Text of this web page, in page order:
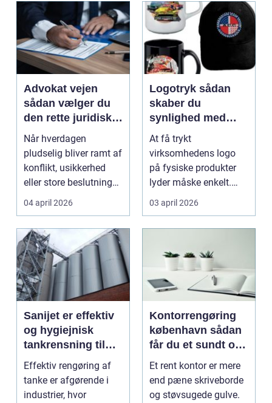
Advokat vejen
sådan vælger du
den rette juridiske
hjælp lokalt
Når hverdagen
pludselig bliver ramt af
konflikt, usikkerhed
eller store beslutninger,
kan en lokal a...
04 april 2026
Logotryk sådan
skaber du
synlighed med
simple midler
At få trykt
virksomhedens logo
på fysiske produkter
lyder måske enkelt.
Men gjort rigtigt kan
logotr...
03 april 2026
Sanijet er effektiv
og hygiejnisk
tankrensning til
krævende
industrier
Effektiv rengøring af
tanke er afgørende i
industrier, hvor
Kontorrengøring
københavn sådan
får du et sundt og
præsentabelt
arbejdsmiljø
Et rent kontor er mere
end pæne skriveborde
og støvsugede gulve.